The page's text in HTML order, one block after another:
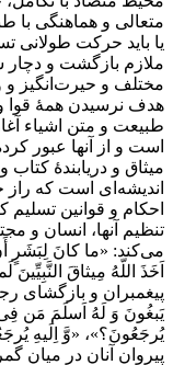
متعالى و هماهنگى با
يا بايد حركت طولانى
ملازم بازگشت و دچار
مختلف و حيرت‌انگيز
هدف نرسيدن همۀ قوا
طبيعت و متن اشياء
است و از آنها عبور
‌ميثاق و دريابندۀ
انديشه‌اى است كه
احكام و قوانين تسليم
تنظيم آنها، انسان و
مى‌كند: «ما كانَ لِبَشَرٍ أَن
اَخَذَ اللّهُ مِيثاقَ
پيغمبران و بازگشاى
يَبغُونَ وَ لَهُ اَسلَمَ مَن
يُرجَعُونَ؟»، «وَّ اِلَيهِ
پيروان آنان در ميان